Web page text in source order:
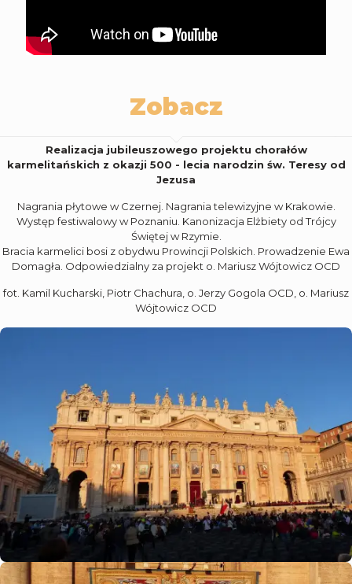
Zobacz
Realizacja jubileuszowego projektu chorałów
karmelitańskich z okazji 500 - lecia narodzin św. Teresy od
Jezusa
Nagrania płytowe w Czernej. Nagrania telewizyjne w Krakowie.
Występ festiwalowy w Poznaniu. Kanonizacja Elżbiety od Trójcy
Świętej w Rzymie.
Bracia karmelici bosi z obydwu Prowincji Polskich. Prowadzenie Ewa
Domagła. Odpowiedzialny za projekt o. Mariusz Wójtowicz OCD
fot. Kamil Kucharski, Piotr Chachura, o. Jerzy Gogola OCD, o. Mariusz
Wójtowicz OCD